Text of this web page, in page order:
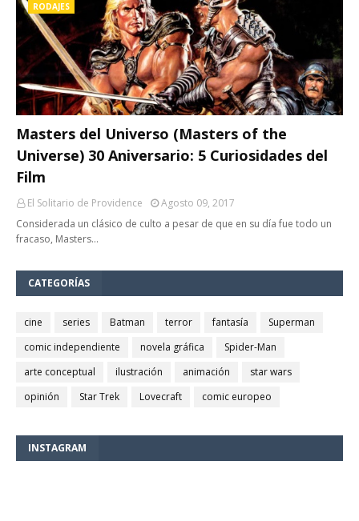
RODAJES
Masters del Universo (Masters of the
Universe) 30 Aniversario: 5 Curiosidades del
Film
El Solitario de Providence
Agosto 09, 2017
Considerada un clásico de culto a pesar de que en su día fue todo un
fracaso, Masters…
CATEGORÍAS
cine series Batman terror fantasía
Superman
comic independiente
novela gráfica
Spider-Man
arte conceptual
ilustración animación
star wars
opinión
Star Trek Lovecraft comic europeo
INSTAGRAM